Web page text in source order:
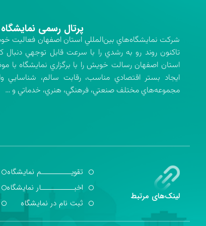
پرتال رسمی
تاكنون روند رو به رشدي را با سرعت قابل توجهي
استان اصفهان رسالت خويش را با برگزاري نمايشگاه
ايجاد بستر اقتصادي مناسب، رقابت سالم، شناسايي
مجموعه‌هاي مختلف صنعتي، فرهنگي، هنري، خدماتي و …
لینک‌های مرتبط
تقویــــــــــم نمایشگاه
اخبـــــــــــار نمایشگاه
ثبت نام در نمایشگاه